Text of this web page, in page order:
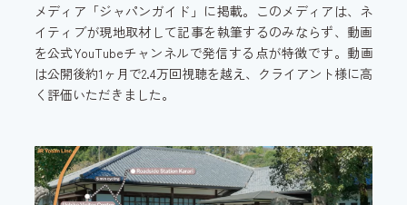
メディア「ジャパンガイド」に掲載。このメディアは、ネ
イティブが現地取材して記事を執筆するのみならず、動画
を公式YouTubeチャンネルで発信する点が特徴です。動画
は公開後約1ヶ月で2.4万回視聴を越え、クライアント様に高
く評価いただきました。